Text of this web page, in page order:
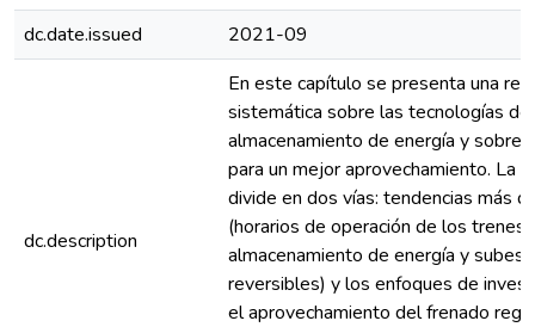
dc.date.issued
2021-09
dc.description
En este capítulo se presenta una
sistemática sobre las tecnologías
almacenamiento de energía y sobre
para un mejor aprovechamiento. La
divide en dos vías: tendencias más
(horarios de operación de los trenes,
almacenamiento de energía y
reversibles) y los enfoques de
el aprovechamiento del frenado